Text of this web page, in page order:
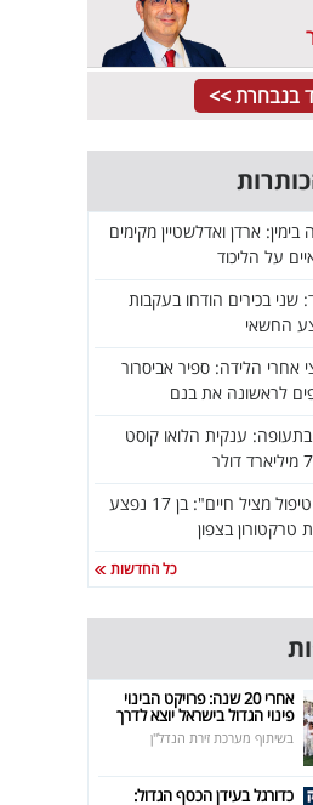
בנבחרת >>
ארדן ואדלשטיין מקימים
על הליכוד
שני בכירים הודחו בעקבות
החשאי
אחרי הלידה: ספיר אביסרור
לראשונה את בנם
ענקית הלואו קוסט
"הענקנו לו טיפול מציל חיים": בן 17 נפצע
בצפון
כל החדשות
אחרי 20 שנה: פרויקט הבינוי
פינוי הגדול בישראל יוצא לדרך
בשיתוף מערכת זירת הנדל"ן
כדורגל בעידן הכסף הגדול: